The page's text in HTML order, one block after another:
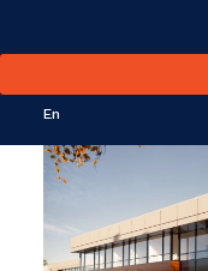
En